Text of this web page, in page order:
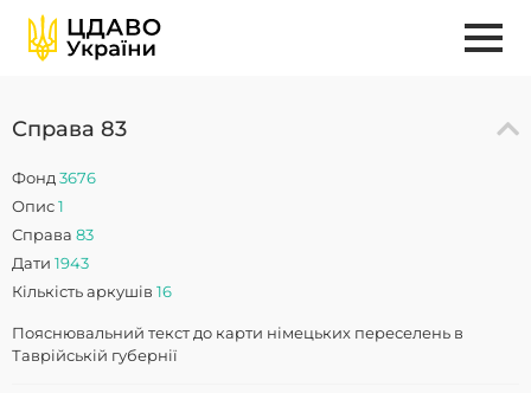
Справа 83
Фонд 3676
Опис1
Справа 83
Дати 1943
Кількість аркушів 16
Пояснювальний текст до карти німецьких переселень в
Таврійській губернії